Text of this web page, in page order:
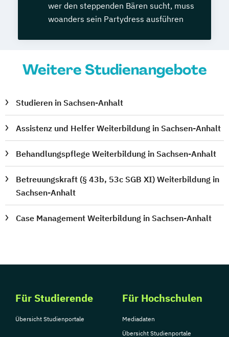
wer den steppenden Bären sucht, muss
woanders sein Partydress ausführen
Weitere Studienangebote
Studieren in Sachsen-Anhalt
Assistenz und Helfer Weiterbildung in Sachsen-Anhalt
Behandlungspflege Weiterbildung in Sachsen-Anhalt
Betreuungskraft (§ 43b, 53c SGB XI) Weiterbildung in
Sachsen-Anhalt
Case Management Weiterbildung in Sachsen-Anhalt
Für Studierende
Übersicht Studienportale
Für Hochschulen
Mediadaten
Übersicht Studienportale